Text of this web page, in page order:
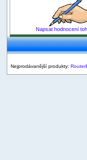
Napsat hodnocení
Nejprodávanější produkty: